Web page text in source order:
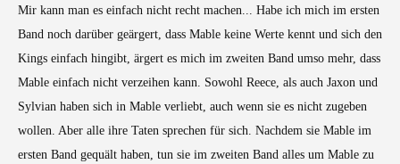
Mir kann man es einfach nicht recht machen... Habe ich mich im ersten
Band noch darüber geärgert, dass Mable keine Werte kennt und sich den
Kings einfach hingibt, ärgert es mich im zweiten Band umso mehr, dass
Mable einfach nicht verzeihen kann. Sowohl Reece, als auch Jaxon und
Sylvian haben sich in Mable verliebt, auch wenn sie es nicht zugeben
wollen. Aber alle ihre Taten sprechen für sich. Nachdem sie Mable im
ersten Band gequält haben, tun sie im zweiten Band alles um Mable zu